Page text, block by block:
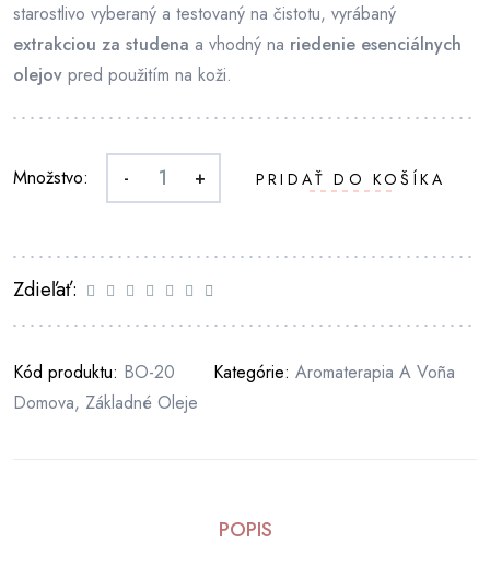
starostlivo vyberaný a testovaný na čistotu, vyrábaný
extrakciou za studena a vhodný na riedenie esenciálnych
olejov pred použitím na koži.
Množstvo: - + PRIDAŤ DO KOŠÍKA
Zdieľať:
Kód produktu: BO-20 Kategórie: Aromaterapia A Voña
Domova, Základné Oleje
POPIS